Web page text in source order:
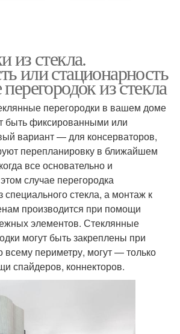
из стекла.
или стационарность
из стекла
перегородки в вашем доме
быть фиксированными или
вариант — для консерваторов,
перепланировку в ближайшем
все основательно и
случае перегородка
специального стекла, а монтаж к
производится при помощи
элементов. Стеклянные
могут быть закреплены при
всему периметру, могут — только
спайдеров, коннекторов.